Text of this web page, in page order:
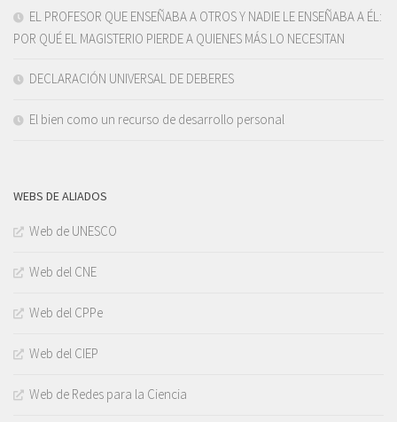
EL PROFESOR QUE ENSEÑABA A OTROS Y NADIE LE ENSEÑABA A ÉL:
POR QUÉ EL MAGISTERIO PIERDE A QUIENES MÁS LO NECESITAN
DECLARACIÓN UNIVERSAL DE DEBERES
El bien como un recurso de desarrollo personal
WEBS DE ALIADOS
Web de UNESCO
Web del CNE
Web del CPPe
Web del CIEP
Web de Redes para la Ciencia